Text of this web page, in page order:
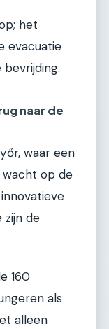
het
evacuatie
bevrijding.
naar de
waar een
op de
zijn de
160
als
alleen